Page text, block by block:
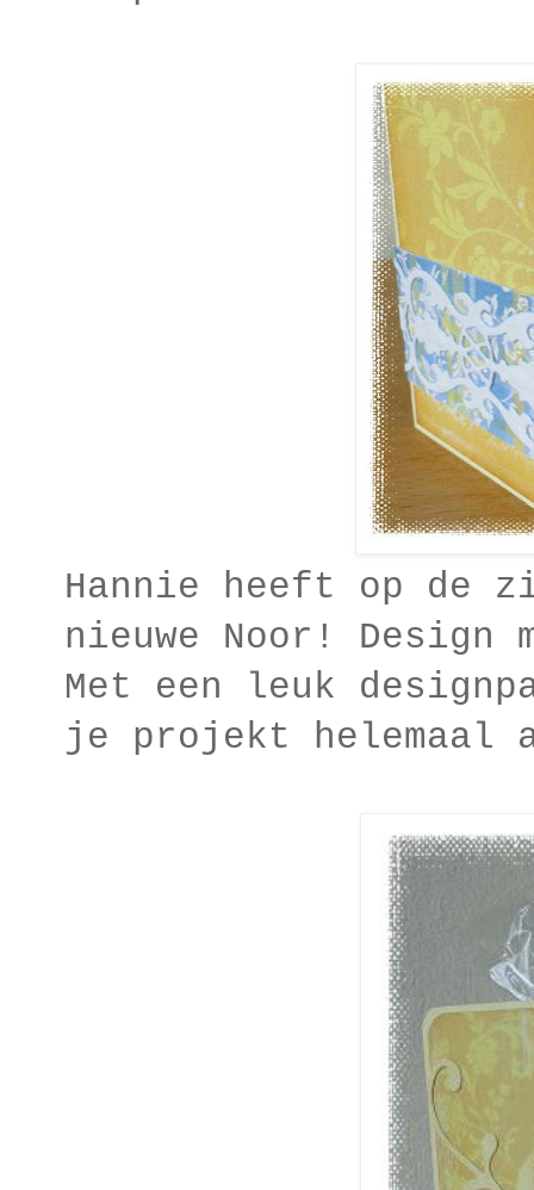
Hannie heeft op de
nieuwe Noor! Design
Met een leuk
je projekt helemaal